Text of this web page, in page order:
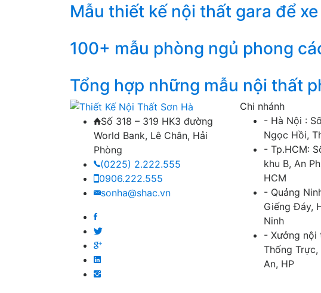
Mẫu thiết kế nội thất gara để
100+ mẫu phòng ngủ phong
Tổng hợp những mẫu nội thất
Số 318 – 319 HK3 đường
World Bank, Lê Chân, Hải
Phòng
(0225) 2.222.555
0906.222.555
sonha@shac.vn
Chi nhánh
- Hà Nội :
Ngọc Hồi,
- Tp.HCM:
khu B, An
HCM
- Quảng
Giếng Đáy,
Ninh
- Xưởng nội
Thống Trực,
An, HP